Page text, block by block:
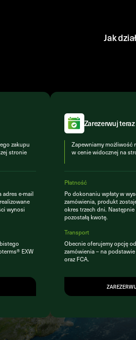
Jak
zakupu
stronie
adres e-mail
wynosi
EXW
Zarezerwuj teraz
Zapewniamy możliwość
w cenie widocznej na
Płatność
Po dokonaniu wpłaty w
zamówienia, produkt
okres trzech dni.
pozostałą kwotę.
Transport
Obecnie oferujemy opcję
zamówienia – na
oraz FCA.